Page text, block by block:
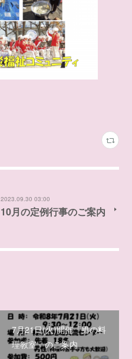
2023.09.30 03:00
10月の定例行事のご案内
7月21日(火)開催「男の料
理教室」のご案内